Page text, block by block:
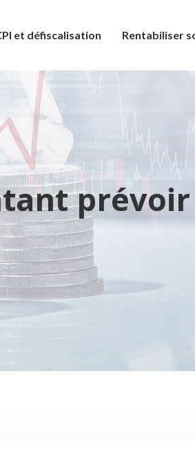
et défiscalisation Rentabiliser
prévoir